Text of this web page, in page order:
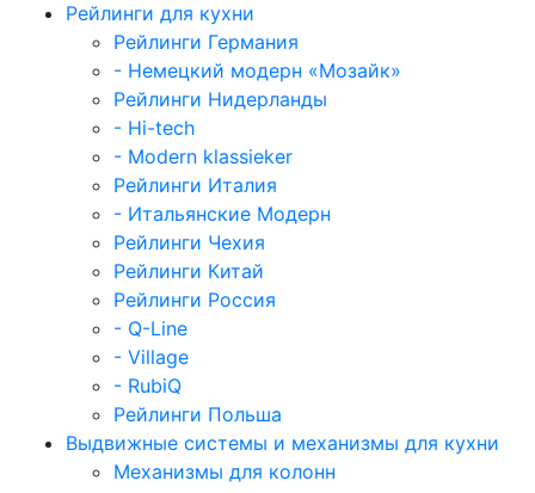
Рейлинги для кухни
Рейлинги Германия
- Немецкий модерн «Мозайк»
Рейлинги Нидерланды
- Hi-tech
- Modern klassieker
Рейлинги Италия
- Итальянские Модерн
Рейлинги Чехия
Рейлинги Китай
Рейлинги Россия
- Q-Line
- Village
- RubiQ
Рейлинги Польша
Выдвижные системы и механизмы для кухни
Механизмы для колонн